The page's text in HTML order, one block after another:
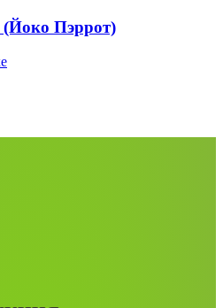
Пэррот)